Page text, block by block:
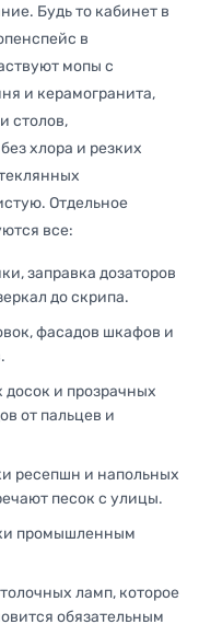
Будь то кабинет в
в
мопы с
и керамогранита,
столов,
хлора и резких
Отдельное
все:
заправка дозаторов
до скрипа.
фасадов шкафов и
и прозрачных
от пальцев и
ресепшн и напольных
песок с улицы.
промышленным
ламп, которое
обязательным